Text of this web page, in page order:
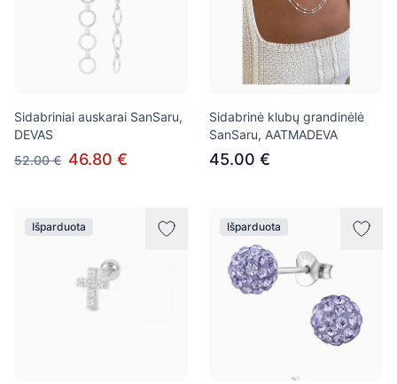
Sidabriniai auskarai SanSaru,
DEVAS
52.00 € 46.80 €
Sidabrinė klubų grandinėlė
SanSaru, AATMADEVA
45.00 €
Išparduota Išparduota